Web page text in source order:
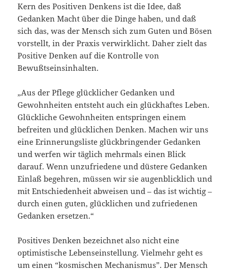
Kern des Positiven Denkens ist die Idee, daß
Gedanken Macht über die Dinge haben, und daß
sich das, was der Mensch sich zum Guten und Bösen
vorstellt, in der Praxis verwirklicht. Daher zielt das
Positive Denken auf die Kontrolle von
Bewußtseinsinhalten.
„Aus der Pflege glücklicher Gedanken und
Gewohnheiten entsteht auch ein glückhaftes Leben.
Glückliche Gewohnheiten entspringen einem
befreiten und glücklichen Denken. Machen wir uns
eine Erinnerungsliste glückbringender Gedanken
und werfen wir täglich mehrmals einen Blick
darauf. Wenn unzufriedene und düstere Gedanken
Einlaß begehren, müssen wir sie augenblicklich und
mit Entschiedenheit abweisen und – das ist wichtig –
durch einen guten, glücklichen und zufriedenen
Gedanken ersetzen.“
Positives Denken bezeichnet also nicht eine
optimistische Lebenseinstellung. Vielmehr geht es
um einen “kosmischen Mechanismus”. Der Mensch